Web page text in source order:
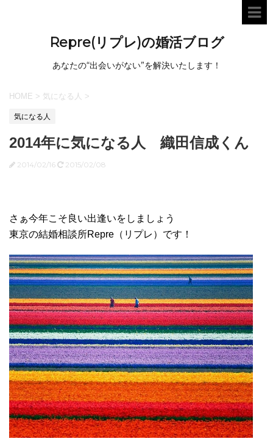
Repre(リプレ)の婚活ブログ
あなたの“出会いがない”を解決いたします！
HOME > 気になる人 >
気になる人
2014年に気になる人 織田信成くん
2014/02/16 2015/02/08
さぁ今年こそ良い出逢いをしましょう
東京の結婚相談所Repre（リプレ）です！